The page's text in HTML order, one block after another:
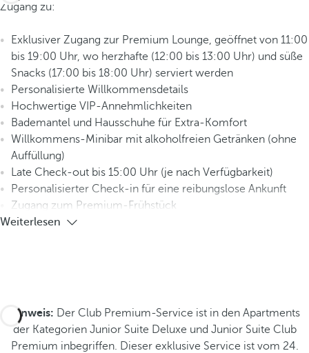
Zugang zu:
Exklusiver Zugang zur Premium Lounge, geöffnet von 11:00
bis 19:00 Uhr, wo herzhafte (12:00 bis 13:00 Uhr) und süße
Snacks (17:00 bis 18:00 Uhr) serviert werden
Personalisierte Willkommensdetails
Hochwertige VIP-Annehmlichkeiten
Bademantel und Hausschuhe für Extra-Komfort
Willkommens-Minibar mit alkoholfreien Getränken (ohne
Auffüllung)
Late Check-out bis 15:00 Uhr (je nach Verfügbarkeit)
Personalisierter Check-in für eine reibungslose Ankunft
Zugang zum Premium-Frühstück
Weiterlesen
Hinweis: Der Club Premium-Service ist in den Apartments
der Kategorien Junior Suite Deluxe und Junior Suite Club
Premium inbegriffen. Dieser exklusive Service ist vom 24.